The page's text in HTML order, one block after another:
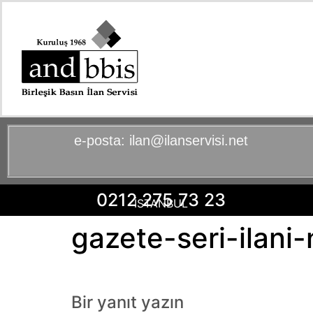
e-posta: ilan@ilanservisi.net
0212 275 73 23
İSTANBUL
gazete-seri-
Bir yanıt yazın